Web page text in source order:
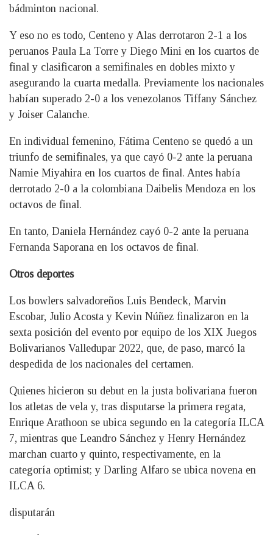
bádminton nacional.
Y eso no es todo, Centeno y Alas derrotaron 2-1 a los
peruanos Paula La Torre y Diego Mini en los cuartos de
final y clasificaron a semifinales en dobles mixto y
asegurando la cuarta medalla. Previamente los nacionales
habían superado 2-0 a los venezolanos Tiffany Sánchez
y Joiser Calanche.
En individual femenino, Fátima Centeno se quedó a un
triunfo de semifinales, ya que cayó 0-2 ante la peruana
Namie Miyahira en los cuartos de final. Antes había
derrotado 2-0 a la colombiana Daibelis Mendoza en los
octavos de final.
En tanto, Daniela Hernández cayó 0-2 ante la peruana
Fernanda Saporana en los octavos de final.
Otros deportes
Los bowlers salvadoreños Luis Bendeck, Marvin
Escobar, Julio Acosta y Kevin Núñez finalizaron en la
sexta posición del evento por equipo de los XIX Juegos
Bolivarianos Valledupar 2022, que, de paso, marcó la
despedida de los nacionales del certamen.
Quienes hicieron su debut en la justa bolivariana fueron
los atletas de vela y, tras disputarse la primera regata,
Enrique Arathoon se ubica segundo en la categoría ILCA
7, mientras que Leandro Sánchez y Henry Hernández
marchan cuarto y quinto, respectivamente, en la
categoría optimist; y Darling Alfaro se ubica novena en
ILCA 6.
disputarán